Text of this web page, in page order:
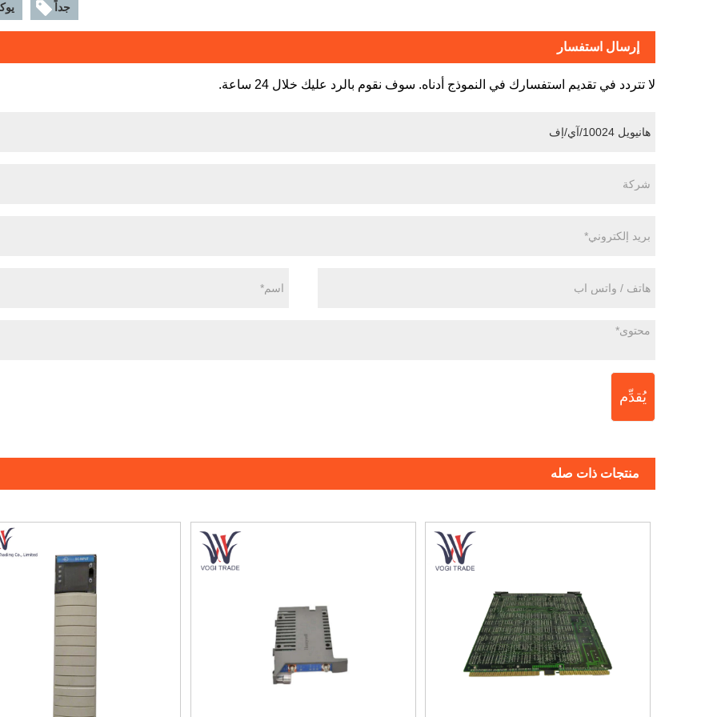
جداً
إرسال استفسار
لا تتردد في تقديم استفسارك في النموذج أدناه. سوف نقوم بالرد عليك خلال 24 ساعة.
يُقدِّم
منتجات ذات صله